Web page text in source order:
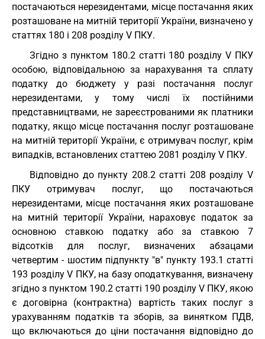
постачаються нерезидентами, місце постачання яких
розташоване на митній території України, визначено у
статтях 180 і 208 розділу V ПКУ.
Згідно з пунктом 180.2 статті 180 розділу V ПКУ
особою, відповідальною за нарахування та сплату
податку до бюджету у разі постачання послуг
нерезидентами, у тому числі їх постійними
представництвами, не зареєстрованими як платники
податку, якщо місце постачання послуг розташоване
на митній території України, є отримувач послуг, крім
випадків, встановлених статтею 2081 розділу V ПКУ.
Відповідно до пункту 208.2 статті 208 розділу V
ПКУ отримувач послуг, що постачаються
нерезидентами, місце постачання яких розташоване
на митній території України, нараховує податок за
основною ставкою податку або за ставкою 7
відсотків для послуг, визначених абзацами
четвертим - шостим підпункту "в" пункту 193.1 статті
193 розділу V ПКУ, на базу оподаткування, визначену
згідно з пунктом 190.2 статті 190 розділу V ПКУ, якою
є договірна (контрактна) вартість таких послуг з
урахуванням податків та зборів, за винятком ПДВ,
що включаються до ціни постачання відповідно до